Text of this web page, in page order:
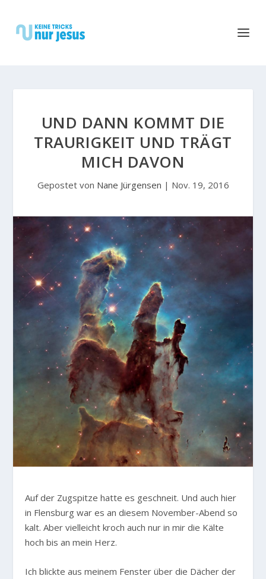
UND DANN KOMMT DIE
TRAURIGKEIT UND TRÄGT
MICH DAVON
Gepostet von Nane Jürgensen | Nov. 19, 2016
Auf der Zugspitze hatte es geschneit. Und auch hier
in Flensburg war es an diesem November-Abend so
kalt. Aber vielleicht kroch auch nur in mir die Kälte
hoch bis an mein Herz.
Ich blickte aus meinem Fenster über die Dächer der